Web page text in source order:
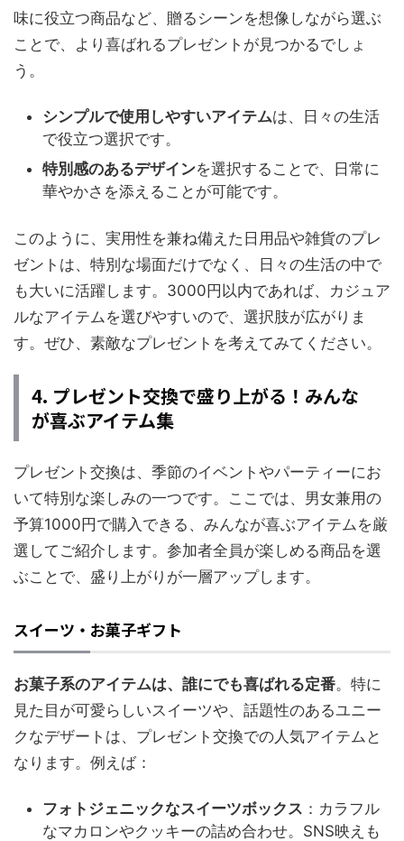
味に役立つ商品など、贈るシーンを想像しながら選ぶ
ことで、より喜ばれるプレゼントが見つかるでしょ
う。
シンプルで使用しやすいアイテムは、日々の生活
で役立つ選択です。
特別感のあるデザインを選択することで、日常に
華やかさを添えることが可能です。
このように、実用性を兼ね備えた日用品や雑貨のプレ
ゼントは、特別な場面だけでなく、日々の生活の中で
も大いに活躍します。3000円以内であれば、カジュア
ルなアイテムを選びやすいので、選択肢が広がりま
す。ぜひ、素敵なプレゼントを考えてみてください。
4. プレゼント交換で盛り上がる！みんな
が喜ぶアイテム集
プレゼント交換は、季節のイベントやパーティーにお
いて特別な楽しみの一つです。ここでは、男女兼用の
予算1000円で購入できる、みんなが喜ぶアイテムを厳
選してご紹介します。参加者全員が楽しめる商品を選
ぶことで、盛り上がりが一層アップします。
スイーツ・お菓子ギフト
お菓子系のアイテムは、誰にでも喜ばれる定番。特に
見た目が可愛らしいスイーツや、話題性のあるユニー
クなデザートは、プレゼント交換での人気アイテムと
なります。例えば：
フォトジェニックなスイーツボックス ：カラフル
なマカロンやクッキーの詰め合わせ。SNS映えも